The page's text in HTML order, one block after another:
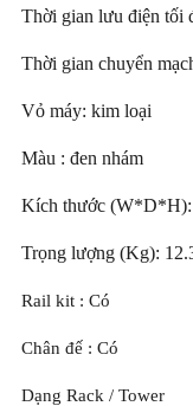
Thời gian lưu điện tối
Thời gian chuyển
Vỏ máy: kim loại
Màu : đen nhám
Kích thước
Trọng lượng (Kg):
Rail kit : Có
Chân đế : Có
Dạng Rack / Tower